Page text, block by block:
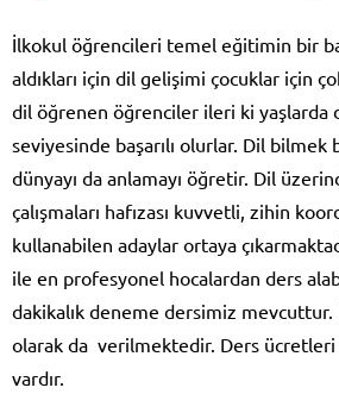
İlkokul öğrencileri temel eğitimin bir
aldıkları için dil gelişimi çocuklar için
dil öğrenen öğrenciler ileri ki yaşlarda
seviyesinde başarılı olurlar. Dil
dünyayı da anlamayı öğretir. Dil
çalışmaları hafızası kuvvetli, zihin
kullanabilen adaylar ortaya
ile en profesyonel hocalardan ders
dakikalık deneme dersimiz
olarak da verilmektedir. Ders ücretleri
vardır.